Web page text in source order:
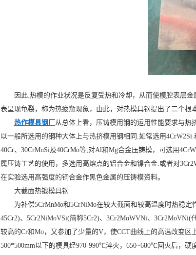
因此.热模的作业状况是反复受热和冷却，从而使模腔表层
表呈现龟裂，称为热疲惫现象，由此，对热模具钢提出了二个根
热作模具钢厂 从总体上看，压铸模用钢的运用性能要求与
以一般所选用的钢种大体上与热挤模用钢相同.如常选用
40Cr、30CrMnSi及40CrMo等;对Al和Mg合金压铸模，可选用
属压铸工艺的使用，多选用高熔点的铝合金和镍合金.或者对
在实验选用高强度的铜合金作黑色金属的压铸模资料。
大截面热锻模具钢
为补偿5CrMnMo和5CrNiMo在较大截面和较高温度时热稳
45Cr2)、5Cr2NiMoVSi(简称5Cr2)、3Cr2MoWVNi、
较高的Cr和Mo，又参加了少量的V，使CCT曲线上的高温改变
500*500mm以下的模具经970-990℃淬火，650~680℃回火后，硬